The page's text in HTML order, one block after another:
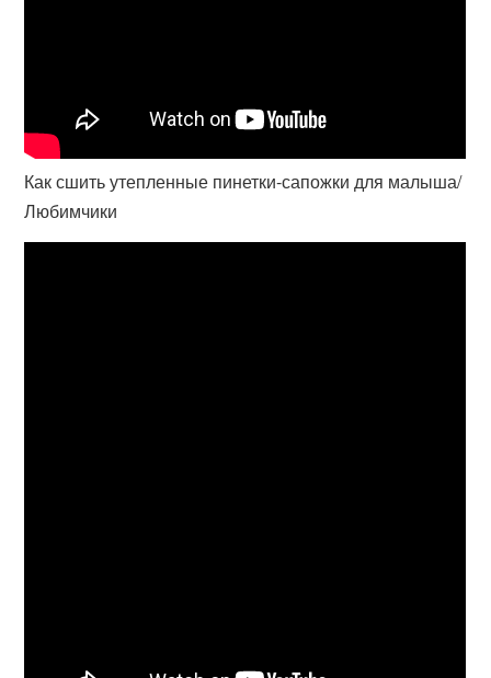
Как сшить утепленные пинетки-сапожки для малыша/
Любимчики